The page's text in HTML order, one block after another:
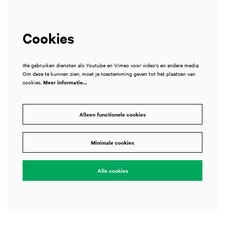
Cookies
We gebruiken diensten als Youtube en Vimeo voor video's en andere media.
Om deze te kunnen zien, moet je toestemming geven tot het plaatsen van
cookies. Meer informatie…
Alleen functionele cookies
Minimale cookies
Alle cookies